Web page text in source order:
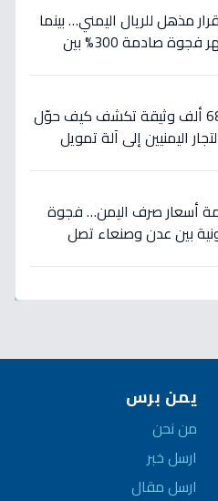
مذهل للريال اليمني… بينما
الدولار يظهر فجوة صادمة 300% بين
سر خطير: 68 ألف وثيقة تكشف كيف حوّل
اليمنيين إلى آلة تمويل
أسعار صرف اليمن… فجوة
بين عدن وصنعاء تصل
يمن برس
من نحن
ارسل خبر
ارسل مقال